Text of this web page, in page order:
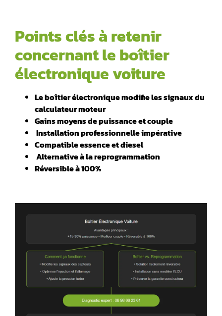
Points clés à retenir
concernant le boîtier
électronique voiture
Le boîtier électronique modifie les signaux du
calculateur moteur
Gains moyens de puissance et couple
️ Installation professionnelle impérative
Compatible essence et diesel
️ Alternative à la reprogrammation
Réversible à 100%